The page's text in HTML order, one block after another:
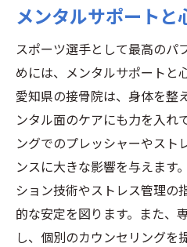
メンタルサポートと
スポーツ選手として最高のパ
めには、メンタルサポートと
愛知県の接骨院は、身体を整
ンタル面のケアにも力を入れ
ングでのプレッシャーやスト
ンスに大きな影響を与えます
ション技術やストレス管理の
的な安定を図ります。また、
し、個別のカウンセリングを